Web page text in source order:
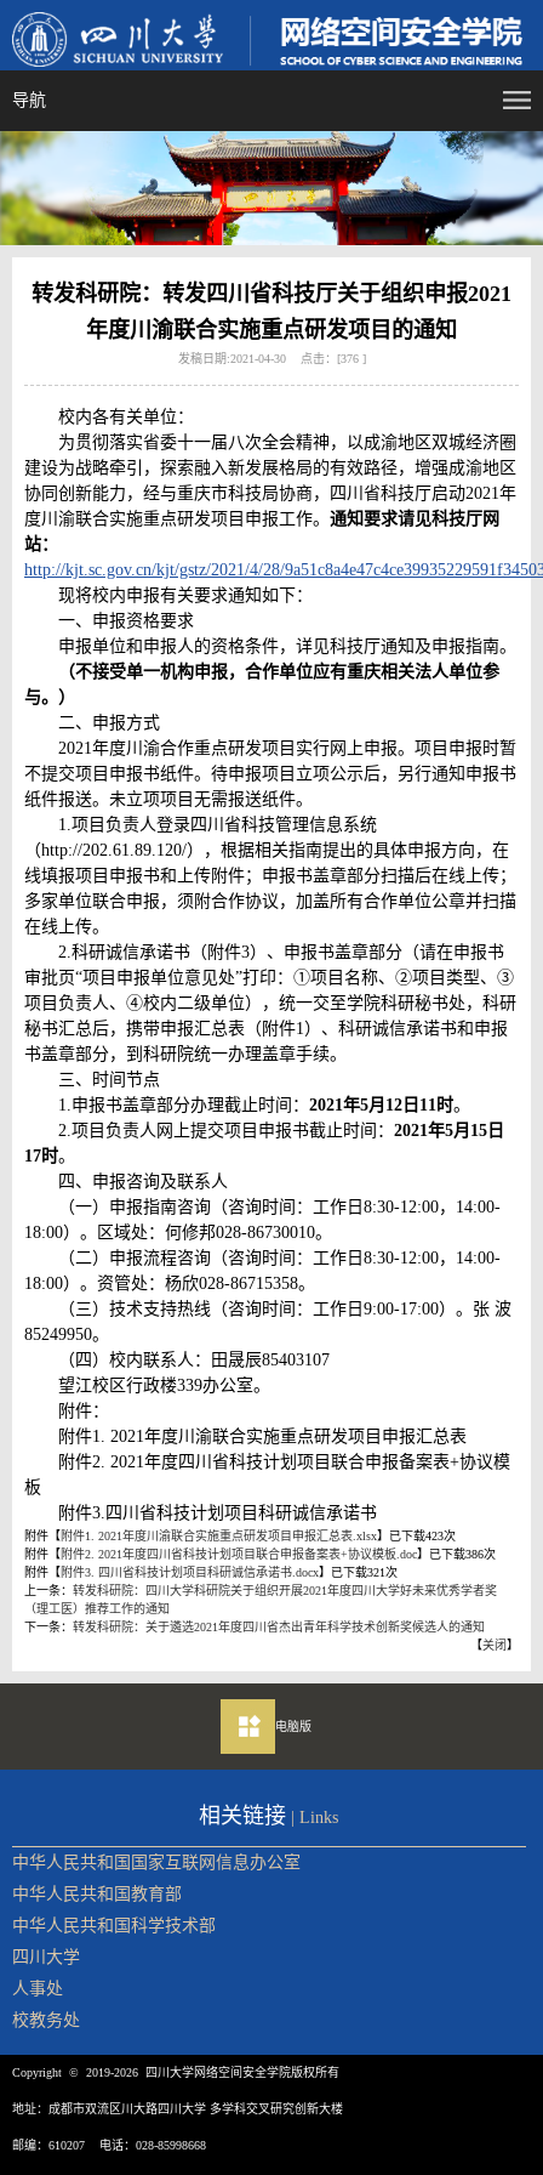
导航
转发科研院：转发四川省科技厅关于组织申报2021
年度川渝联合实施重点研发项目的通知
发稿日期:2021-04-30 点击：[376 ]
校内各有关单位：
为贯彻落实省委十一届八次全会精神，以成渝地区双城经济圈
建设为战略牵引，探索融入新发展格局的有效路径，增强成渝地区
协同创新能力，经与重庆市科技局协商，四川省科技厅启动2021年
度川渝联合实施重点研发项目申报工作。 通知要求请见科技厅网
站：
http://kjt.sc.gov.cn/kjt/gstz/2021/4/28/
现将校内申报有关要求通知如下：
一、申报资格要求
申报单位和申报人的资格条件，详见科技厅通知及申报指南。
（不接受单一机构申报，合作单位应有重庆相关法人单位参
与。）
二、申报方式
2021年度川渝合作重点研发项目实行网上申报。项目申报时暂
不提交项目申报书纸件。待申报项目立项公示后，另行通知申报书
纸件报送。未立项项目无需报送纸件。
1.项目负责人登录四川省科技管理信息系统
（http://202.61.89.120/），根据相关指南提出的具体申报方向，在
线填报项目申报书和上传附件；申报书盖章部分扫描后在线上传；
多家单位联合申报，须附合作协议，加盖所有合作单位公章并扫描
在线上传。
2.科研诚信承诺书（附件3）、申报书盖章部分（请在申报书
审批页“项目申报单位意见处”打印：①项目名称、②项目类型、③
项目负责人、④校内二级单位），统一交至学院科研秘书处，科研
秘书汇总后，携带申报汇总表（附件1）、科研诚信承诺书和申报
书盖章部分，到科研院统一办理盖章手续。
三、时间节点
1.申报书盖章部分办理截止时间： 2021年5月12日11时。
2.项目负责人网上提交项目申报书截止时间： 2021年5月15日
17时。
四、申报咨询及联系人
（一）申报指南咨询（咨询时间：工作日8:30-12:00，14:00-
18:00）。区域处：何修邦028-86730010。
（二）申报流程咨询（咨询时间：工作日8:30-12:00，14:00-
18:00）。资管处：杨欣028-86715358。
（三）技术支持热线（咨询时间：工作日9:00-17:00）。张 波
85249950。
（四）校内联系人：田晟辰85403107
望江校区行政楼339办公室。
附件：
附件1. 2021年度川渝联合实施重点研发项目申报汇总表
附件2. 2021年度四川省科技计划项目联合申报备案表+协议模
板
附件3.四川省科技计划项目科研诚信承诺书
附件【 附件1. 2021年度川渝联合实施重点研发项目申报汇总表.xlsx】已下载423次
附件【 附件2. 2021年度四川省科技计划项目联合申报备案表+协议模板.doc】已下载386次
附件【 附件3. 四川省科技计划项目科研诚信承诺书.docx】已下载321次
上一条： 转发科研院：四川大学科研院关于组织开展2021年度四川大学好未来优秀学者奖
（理工医）推荐工作的通知
下一条： 转发科研院：关于遴选2021年度四川省杰出青年科学技术创新奖候选人的通知
【关闭 】
电脑版
相关链接 | Links
中华人民共和国国家互联网信息办公室
中华人民共和国教育部
中华人民共和国科学技术部
四川大学
人事处
校教务处
Copyright © 2019-2026 四川大学网络空间安全学院版权所有
地址：成都市双流区川大路四川大学 多学科交叉研究创新大楼
邮编：610207 电话：028-85998668